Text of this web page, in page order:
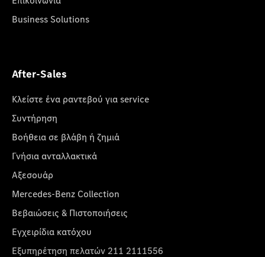
Business Solutions
After-Sales
Κλείστε ένα ραντεβού για service
Συντήρηση
Βοήθεια σε βλάβη ή ζημιά
Γνήσια ανταλλακτικά
Αξεσουάρ
Mercedes-Benz Collection
Βεβαιώσεις & Πιστοποιήσεις
Εγχειρίδια κατόχου
Εξυπηρέτηση πελατών 211 2111556